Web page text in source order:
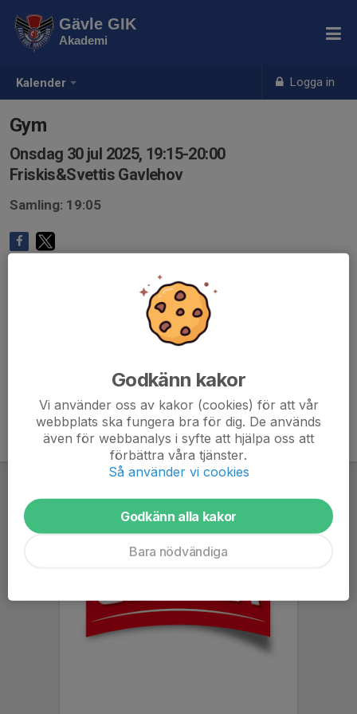
Kalender Logga in
Gävle GIK
Akademi
Gym
Onsdag 30 jul 2025, 19:15-20:00
Friskis&Svettis Gavlehov
Samling: 19:05
Godkänn kakor
Vi använder oss av kakor (cookies) för att vår
webbplats ska fungera bra för dig. De används
även för webbanalys i syfte att hjälpa oss att
förbättra våra tjänster.
Så använder vi cookies
Godkänn alla kakor
Bara nödvändiga